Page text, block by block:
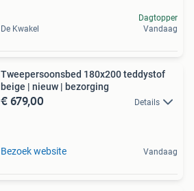
De Kwakel
Dagtopper
Vandaag
Tweepersoonsbed 180x200 teddystof
beige | nieuw | bezorging
€ 679,00 Details
Bezoek website Vandaag